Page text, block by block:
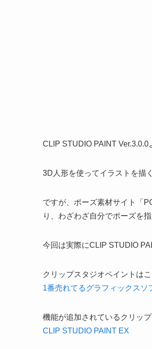
CLIP STUDIO PAINT
3D人形を使ってイラストを描
ですが、ポーズ素材サイト「
り、わざわざ自分でポーズを
今回は実際にCLIP STUDIO
クリップスタジオペイントは
1番売れてるグラフィックスソ
機能が追加されているクリッ
CLIP STUDIO PAINT EX